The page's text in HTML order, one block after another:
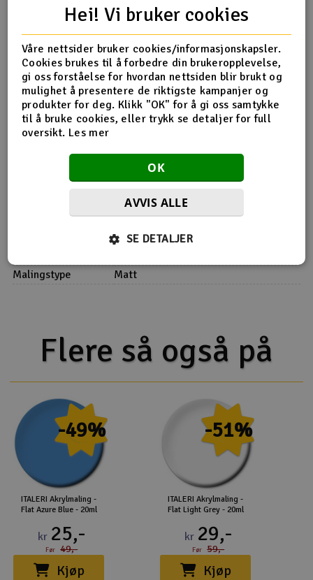
Sparkesykler & elkjøretøy
Verktøy, utstyr & tilbehør
Gavekort
brannfarlig, og uten skadelig avdampning. Flaskenes
doseringstut kan du bruke for å få ut en nøyaktig mengde,
eller du kan skru av hele toppen og dyppe penselen
direkte.
Det anbefales å riste beholderen godt før bruk.
Innhold
20ml
F.S.
34088
Referanse
Fargenyansen kan avvike noe fra hva som vises avhengig av
Malingstype
Matt
Flere så også på
-49%
ITALERI Akrylmaling -
Flat Azure Blue - 20ml
kr 25,-
Før 49,-
Kjøp
-51%
ITALERI Akrylmaling -
Flat Light Grey - 20ml
kr 29,-
Før 59,-
Kjøp
Hei! Vi bruker cookies
Våre nettsider bruker cookies/informasjonskapsler.
Cookies brukes til å forbedre din brukeropplevelse,
gi oss forståelse for hvordan nettsiden blir brukt og
mulighet å presentere de riktigste kampanjer og
produkter for deg. Klikk "OK" for å gi oss samtykke
til å bruke cookies, eller trykk se detaljer for full
oversikt. Les mer
OK
AVVIS ALLE
SE DETALJER